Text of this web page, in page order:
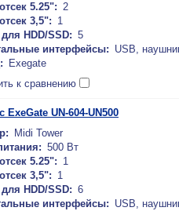
5.25": 2
3,5": 1
HDD/SSD: 5
интерфейсы: USB,
Exegate
к сравнению
ExeGate UN-604-UN500
Midi Tower
500 Вт
5.25": 1
3,5": 1
HDD/SSD: 6
интерфейсы: USB,